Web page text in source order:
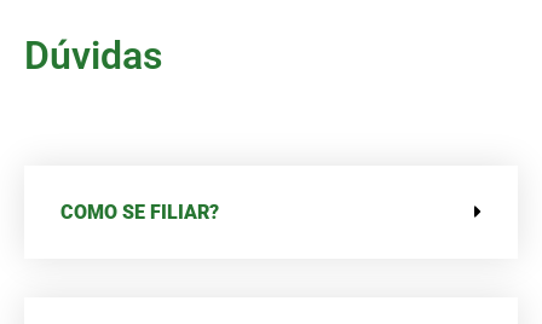
Dúvidas
COMO SE FILIAR?